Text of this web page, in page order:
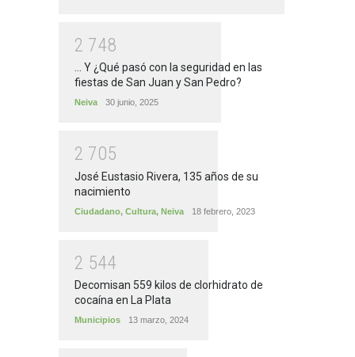
2 748
... Y ¿Qué pasó con la seguridad en las
fiestas de San Juan y San Pedro?
Neiva 30 junio, 2025
2 705
José Eustasio Rivera, 135 años de su
nacimiento
Ciudadano, Cultura, Neiva 18 febrero, 2023
2 544
Decomisan 559 kilos de clorhidrato de
cocaína en La Plata
Municipios 13 marzo, 2024